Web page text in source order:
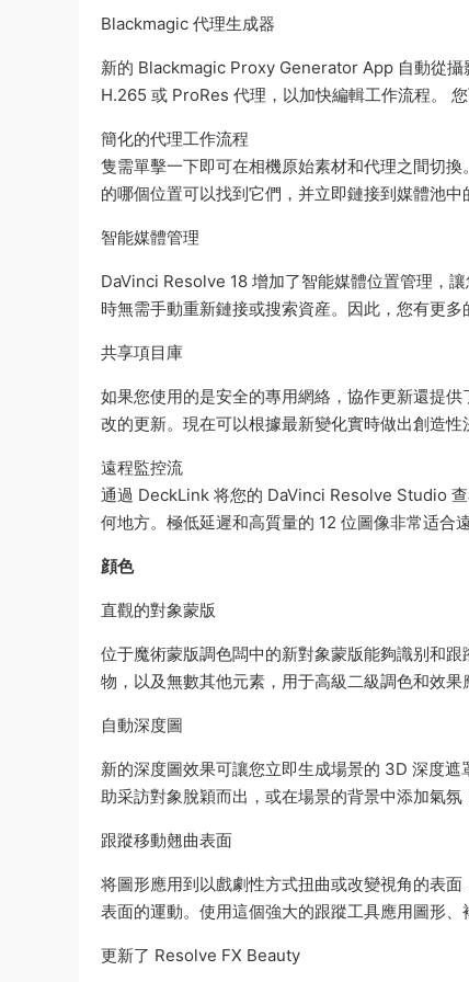
Blackmagic 代理生成器
新的 Blackmagic Proxy Generator App 自動從攝
H.265 或 ProRes 代理，以加快編輯工作流程。
簡化的代理工作流程
隻需單擊一下即可在相機原始素材和代理之間切
的哪個位置可以找到它們，并立即鏈接到媒體池
智能媒體管理
DaVinci Resolve 18 增加了智能媒體位置管理，
時無需手動重新鏈接或搜索資産。因此，您有更
共享項目庫
如果您使用的是安全的專用網絡，協作更新還提
改的更新。現在可以根據最新變化實時做出創造性
遠程監控流
通過 DeckLink 将您的 DaVinci Resolve Studio
何地方。極低延遲和高質量的 12 位圖像非常适合
顔色
直觀的對象蒙版
位于魔術蒙版調色闆中的新對象蒙版能夠識别和
物，以及無數其他元素，用于高級二級調色和效果
自動深度圖
新的深度圖效果可讓您立即生成場景的 3D 深度
助采訪對象脫穎而出，或在場景的背景中添加氣氛
跟蹤移動翹曲表面
将圖形應用到以戲劇性方式扭曲或改變視角的表
表面的運動。使用這個強大的跟蹤工具應用圖形、
更新了 Resolve FX Beauty